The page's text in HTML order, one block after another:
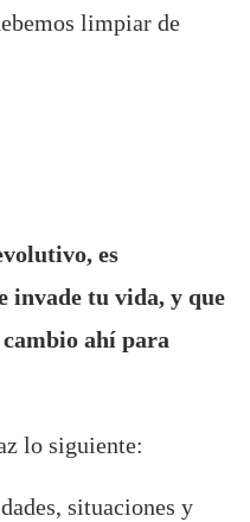
limpiar de
es
tu vida, y que
cambio ahí para
lo siguiente:
situaciones y